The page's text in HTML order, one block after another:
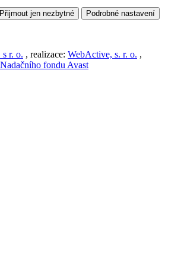
Přijmout jen nezbytné Podrobné nastavení
r. o. , realizace: WebActive, s. r. o. ,
Nadačního fondu Avast